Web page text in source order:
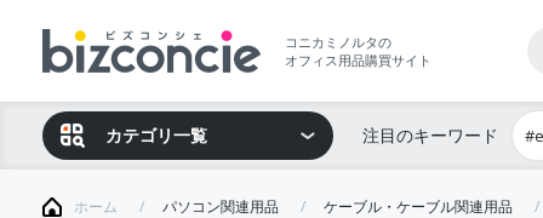
コニカミノルタの
オフィス用品購買サイト
カテゴリ一覧 注目のキーワード
ホーム パソコン関連用品 ケーブル・ケーブル関連用品